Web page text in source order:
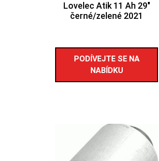
Lovelec Atik 11 Ah 29″
černé/zelené 2021
PODÍVEJTE SE NA
NABÍDKU